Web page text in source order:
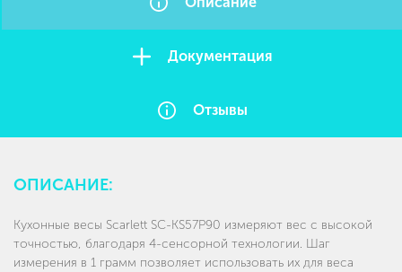
Документация
Отзывы
ОПИСАНИЕ:
Кухонные весы Scarlett SC-KS57P90 измеряют вес с высокой
точностью, благодаря 4-сенсорной технологии. Шаг
измерения в 1 грамм позволяет использовать их для веса